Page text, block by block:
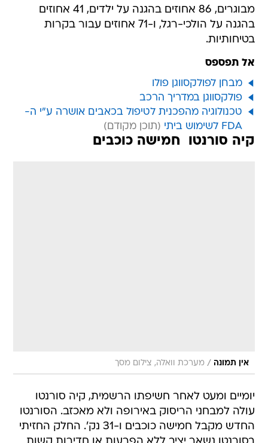
מבוגרים, 86 אחוזים בהגנה על ילדים, 41 אחוזים
בהגנה על הולכי-רגל, ו-71 אחוזים עבור בקרות
בטיחותיות.
אל תפספס
מבחן לפולקסווגן פולו
פולקסווגן במדריך הרכב
טכנולוגיה מהפכנית לטיפול בכאבים אושרה ע"י ה-
FDA לשימוש ביתי
קיה סורנטו  חמישה כוכבים
אין תמונה / מערכת וואלה, צילום מסך
יומיים ומעט לאחר חשיפתו הרשמית, קיה סורנטו
עולה למבחני הריסוק באירופה ולא מאכזב. הסורנטו
החדש מקבל חמישה כוכבים ו-31 נק'. החלק החזיתי